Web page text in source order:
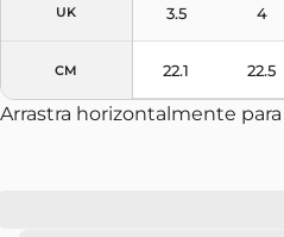
UK
CM
3.5 4
22.1 22.5
Arrastra horizontalmente